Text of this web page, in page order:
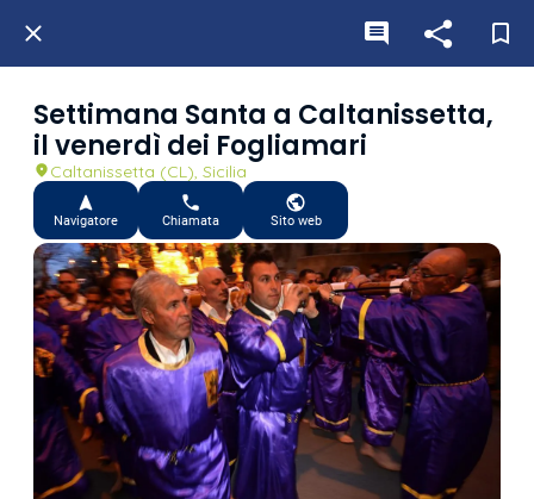
Settimana Santa a Caltanissetta,
il venerdì dei Fogliamari
Caltanissetta (CL), Sicilia
Navigatore Chiamata Sito web